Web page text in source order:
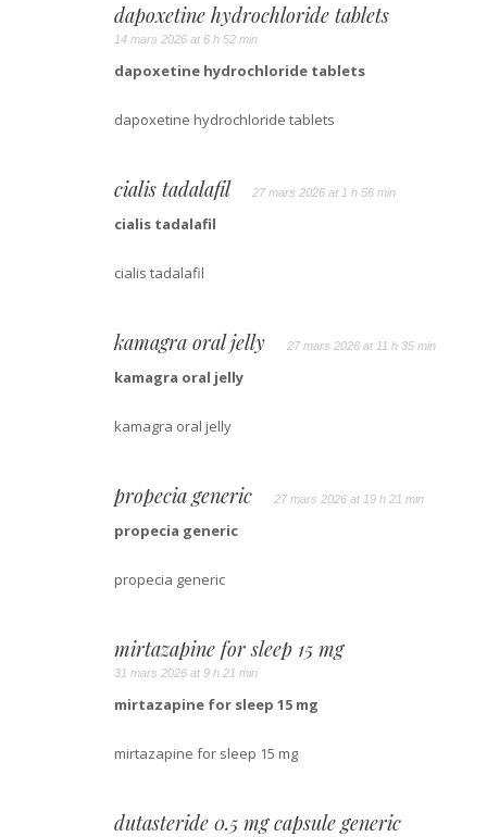
dapoxetine hydrochloride tablets
14 mars 2026 at 6 h 52 min
dapoxetine hydrochloride tablets
dapoxetine hydrochloride tablets
cialis tadalafil 27 mars 2026 at 1 h 56 min
cialis tadalafil
cialis tadalafil
kamagra oral jelly 27 mars 2026 at 11 h 35 min
kamagra oral jelly
kamagra oral jelly
propecia generic 27 mars 2026 at 19 h 21 min
propecia generic
propecia generic
mirtazapine for sleep 15 mg
31 mars 2026 at 9 h 21 min
mirtazapine for sleep 15 mg
mirtazapine for sleep 15 mg
dutasteride 0.5 mg capsule generic